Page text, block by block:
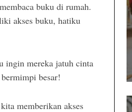
buku di rumah.
akses buku, hatiku
ingin mereka jatuh cinta
besar!
memberikan akses